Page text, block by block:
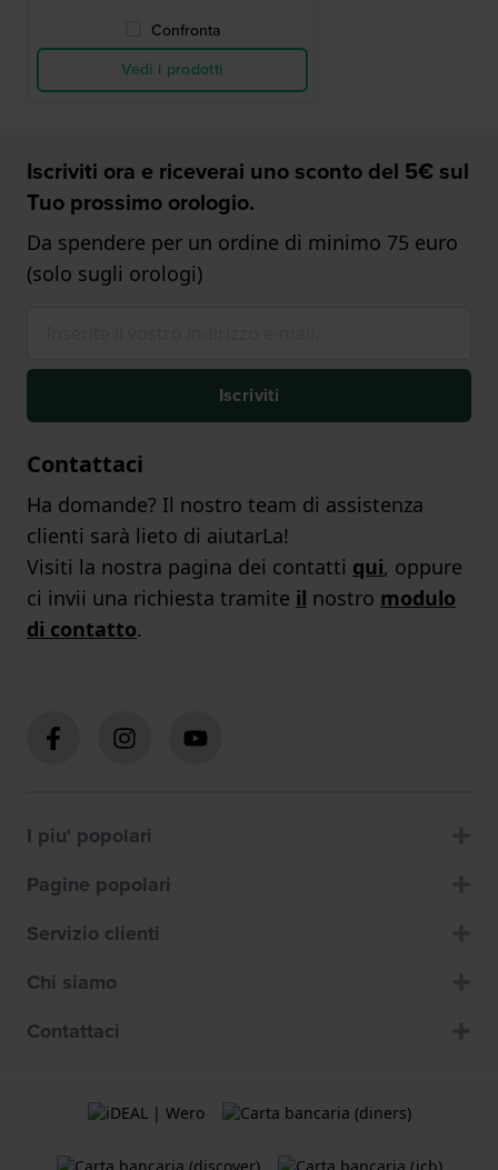
Confronta
Vedi i prodotti
Iscriviti ora e riceverai uno sconto del 5€ sul
Tuo prossimo orologio.
Da spendere per un ordine di minimo 75 euro
(solo sugli orologi)
Iscriviti
Contattaci
Ha domande? Il nostro team di assistenza
clienti sarà lieto di aiutarLa!
Visiti la nostra pagina dei contatti qui, oppure
ci invii una richiesta tramite il nostro modulo
di contatto.
I piu' popolari
Pagine popolari
Servizio clienti
Chi siamo
Contattaci